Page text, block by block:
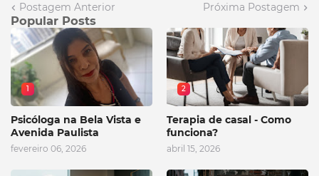
Postagem Anterior Próxima Postagem
Popular Posts
1
Psicóloga na Bela Vista e
Avenida Paulista
fevereiro 06, 2026
2
Terapia de casal - Como
funciona?
abril 15, 2026